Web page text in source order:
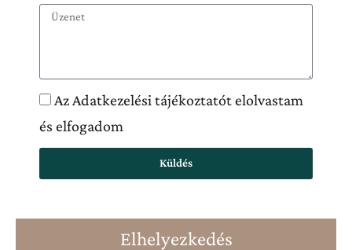
Az Adatkezelési tájékoztatót elolvastam
és elfogadom
Küldés
Elhelyezkedés